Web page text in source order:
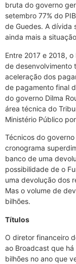
bruta do governo
setembro 77% do
de Guedes. A dívida
ainda mais a
Entre 2017 e 2018,
de desenvolvimento
aceleração dos
de pagamento final
do governo Dilma
área técnica do
Ministério Público
Técnicos do
cronograma
banco de uma
possibilidade de o
uma devolução dos
Mas o volume de
bilhões.
Títulos
O diretor financeiro
ao Broadcast que
bilhões no ano que